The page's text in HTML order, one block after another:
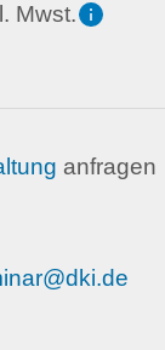
Mwst.
anfragen